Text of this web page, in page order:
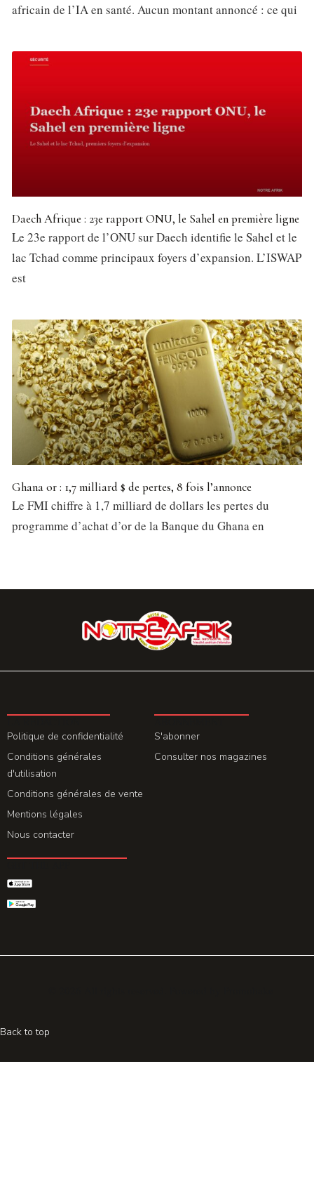
africain de l’IA en santé. Aucun montant annoncé : ce qui
Daech Afrique : 23e rapport ONU, le Sahel en première ligne
Le 23e rapport de l’ONU sur Daech identifie le Sahel et le
lac Tchad comme principaux foyers d’expansion. L’ISWAP
est
Ghana or : 1,7 milliard $ de pertes, 8 fois l’annonce
Le FMI chiffre à 1,7 milliard de dollars les pertes du
programme d’achat d’or de la Banque du Ghana en
Politique de confidentialité
Conditions générales
d'utilisation
Conditions générales de vente
Mentions légales
Nous contacter
S'abonner
Consulter nos magazines
Back to top